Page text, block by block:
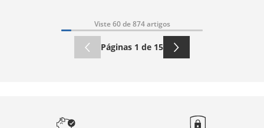
Viste 60 de 874 artigos
Páginas 1 de 15